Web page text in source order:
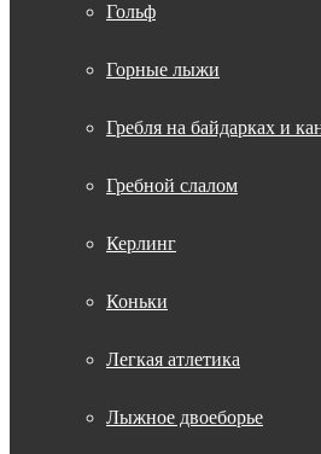
Гольф
Горные лыжи
Гребля на байдарках и
Гребной слалом
Керлинг
Коньки
Легкая атлетика
Лыжное двоеборье